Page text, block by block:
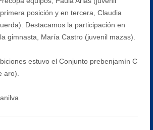
posición y en tercera, Claudia
Destacamos la participación en
gimnasta, María Castro (juvenil mazas).
estuvo el Conjunto prebenjamín C
aro).